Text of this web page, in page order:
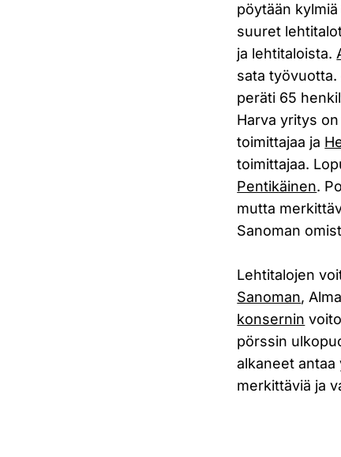
pöytään
suuret
ja lehtitaloista.
sata työvuotta.
peräti 65
Harva yritys
toimittajaa ja
toimittajaa.
Pentikäinen.
mutta
Sanoman
Lehtitalojen
Sanoman,
konsernin
pörssin
alkaneet
merkittäviä ja